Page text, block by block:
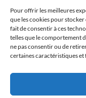
Pour offrir les meilleures
que les cookies pour
fait de consentir à ces
telles que le comportement
ne pas consentir ou de
certaines caractéristiques et
Next»
Politique de